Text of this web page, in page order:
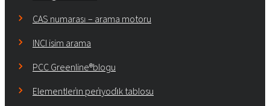
CAS numarası – arama motoru
INCI isim arama
PCC Greenline®blogu
Elementleri̇n peri̇yodi̇k tablosu